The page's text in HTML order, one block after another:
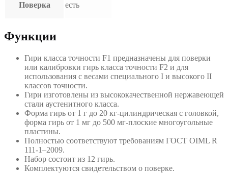
Поверка есть
Функции
Гири класса точности F1 предназначены для поверки
или калибровки гирь класса точности F2 и для
использования с весами специального I и высокого II
классов точности.
Гири изготовлены из высококачественной нержавеющей
стали аустенитного класса.
Форма гирь от 1 г до 20 кг-цилиндрическая с головкой,
форма гирь от 1 мг до 500 мг-плоские многоугольные
пластины.
Полностью соответствуют требованиям ГОСТ OIML R
111-1–2009.
Набор состоит из 12 гирь.
Комплектуются свидетельством о поверке.